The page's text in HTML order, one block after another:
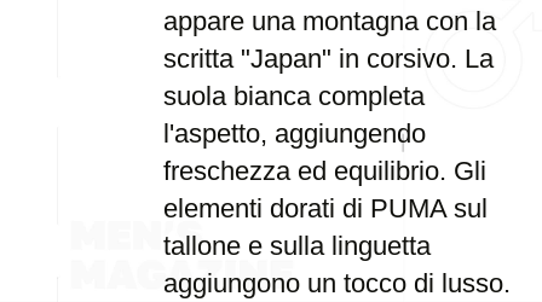
appare una montagna con la
scritta "Japan" in corsivo. La
suola bianca completa
l'aspetto, aggiungendo
freschezza ed equilibrio. Gli
elementi dorati di PUMA sul
tallone e sulla linguetta
aggiungono un tocco di lusso.